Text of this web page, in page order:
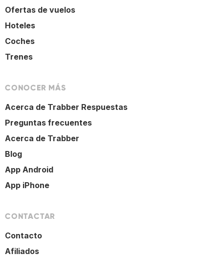
Ofertas de vuelos
Hoteles
Coches
Trenes
CONOCER MÁS
Acerca de Trabber Respuestas
Preguntas frecuentes
Acerca de Trabber
Blog
App Android
App iPhone
CONTACTAR
Contacto
Afiliados